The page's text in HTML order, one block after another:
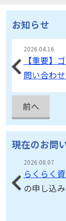
お知らせ
2026.04.16
【重要】
問い合わ
前へ
現在のお問
2026.08.07
らくらく
の申し込